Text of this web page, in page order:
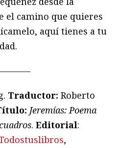
el camino que quieres
aquí tienes a tu
Traductor: Roberto
Jeremías: Poema
. Editorial:
,